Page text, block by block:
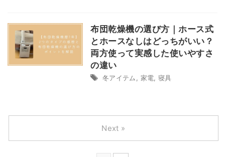
布団乾燥機の選び方｜ホース式
とホースなしはどっちがいい？
両方使って実感した使いやすさ
の違い
冬アイテム, 家電,寝具
Next »